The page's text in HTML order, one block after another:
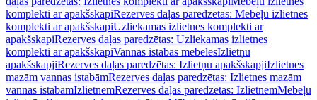
komplekti ar apakšskapiRezerves daļas paredzētas: Mēbeļu izlietnes
komplekti ar apakšskapiUzliekamas izlietnes komplekti ar
apakšskapiRezerves daļas paredzētas: Uzliekamas izlietnes
komplekti ar apakšskapiVannas istabas mēbelesIzlietņu
apakšskapjiRezerves daļas paredzētas: Izlietņu apakšskapjiIzlietnes
mazām vannas istabāmRezerves daļas paredzētas: Izlietnes mazām
vannas istabāmIzlietnēmRezerves daļas paredzētas: IzlietnēmMēbeļu